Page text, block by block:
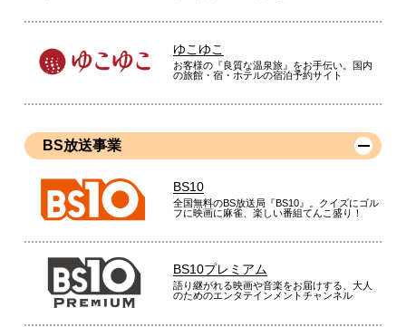
ゆこゆこ
お客様の『良質な温泉旅』をお手伝い。国内
の旅館・宿・ホテルの宿泊予約サイト
BS放送事業
BS10
全国無料のBS放送局『BS10』。クイズにゴル
フに映画に麻雀、楽しい番組てんこ盛り！
BS10プレミアム
語り継がれる映画や音楽をお届けする、大人
のためのエンタテインメントチャンネル